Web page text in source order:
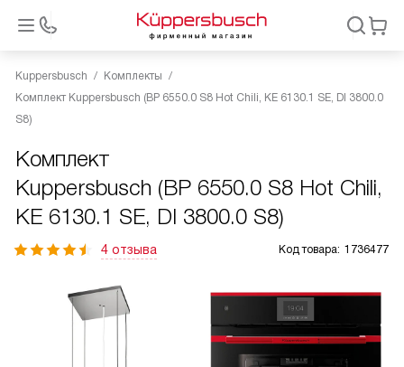
Kuppersbusch
Комплекты
Комплект Kuppersbusch (BP 6550.0 S8 Hot Chili, KE 6130.1 SE, DI 3800.0
S8)
Комплект
Kuppersbusch (BP 6550.0 S8 Hot Chili,
KE 6130.1 SE, DI 3800.0 S8)
4 отзыва Код товара: 1736477